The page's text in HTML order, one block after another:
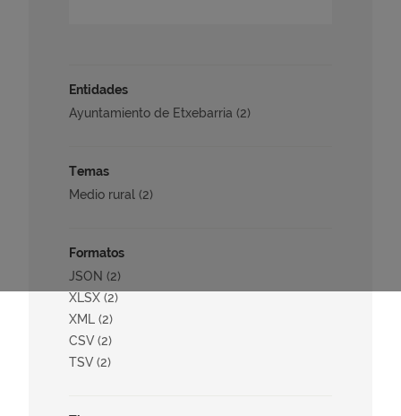
Entidades
Ayuntamiento de Etxebarria (2)
Temas
Medio rural (2)
Formatos
JSON (2)
XLSX (2)
XML (2)
CSV (2)
TSV (2)